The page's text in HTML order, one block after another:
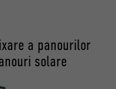
a panourilor
solare